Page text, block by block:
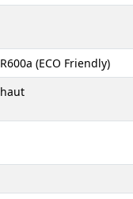
R600a (ECO Friendly)
haut